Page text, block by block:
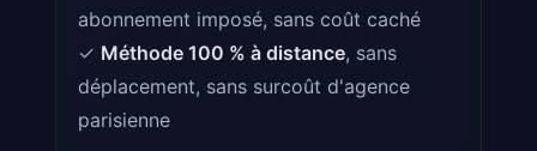
abonnement imposé, sans coût caché
✓ Méthode 100 % à distance, sans
déplacement, sans surcoût d'agence
parisienne